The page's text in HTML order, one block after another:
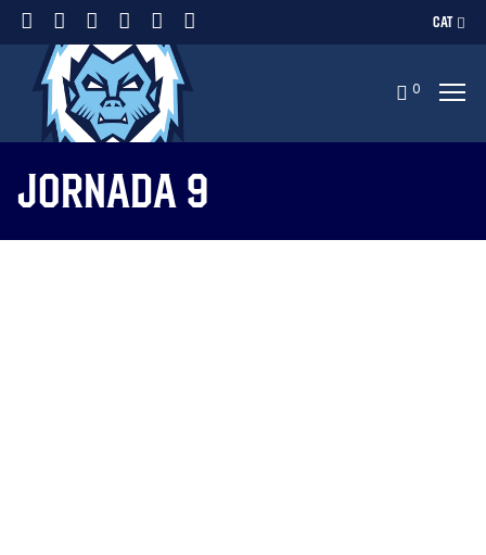
CAT
0
Jornada 9